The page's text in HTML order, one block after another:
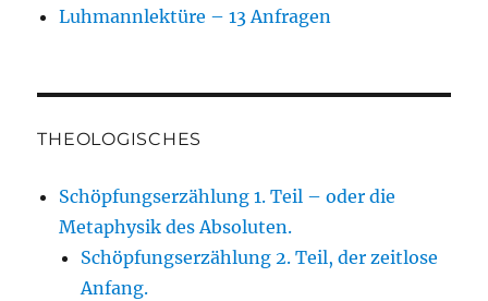
Luhmannlektüre – 13 Anfragen
THEOLOGISCHES
Schöpfungserzählung 1. Teil – oder die
Metaphysik des Absoluten.
Schöpfungserzählung 2. Teil, der zeitlose
Anfang.